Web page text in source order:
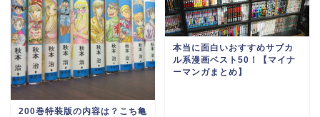
200巻特装版の内容は？こち亀
本当に面白いおすすめサブカ
ル系漫画ベスト50！【マイナ
ーマンガまとめ】